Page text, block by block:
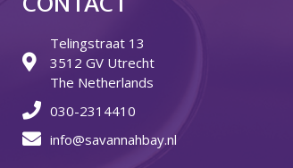
Telingstraat 13
3512 GV Utrecht
The Netherlands
030-2314410
info@savannahbay.nl